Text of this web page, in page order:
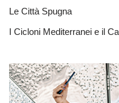
Le Città Spugna
I Cicloni Mediterranei e il